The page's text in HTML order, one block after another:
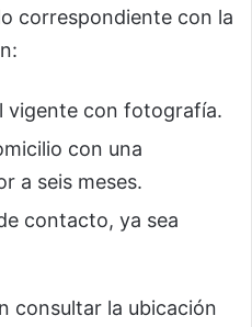
correspondiente con la
vigente con fotografía.
con una
a seis meses.
contacto, ya sea
consultar la ubicación